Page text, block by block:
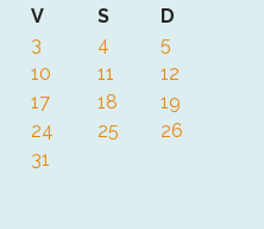
V S
D
3 4
5
10 11
12
17 18
19
24 25
26
31